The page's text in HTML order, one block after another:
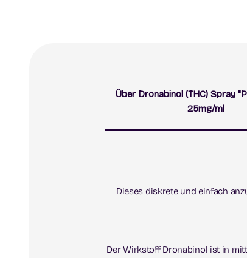
Über Dronabinol (THC) Spray
25mg/ml
Dieses diskrete und einfach
Der Wirkstoff Dronabinol ist in